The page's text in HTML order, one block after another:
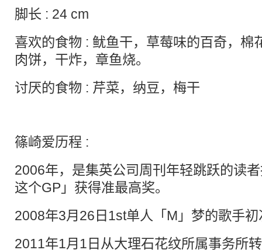
脚长 : 24 cm
喜欢的食物 : 鱿鱼干，草莓味的百奇，棉
肉饼，干炸，章鱼烧。
讨厌的食物 : 芹菜，纳豆，梅干
篠崎爱历程 :
2006年，是集英公司周刊年轻跳跃的读
这个GP」获得准最高奖。
2008年3月26日1st单人「M」梦的歌手
2011年1月1日从大理石花纹所属事务所